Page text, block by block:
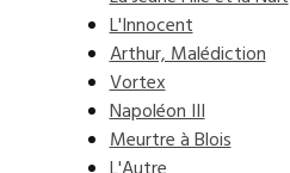
L'Innocent
Arthur, Malédiction
Vortex
Napoléon III
Meurtre à Blois